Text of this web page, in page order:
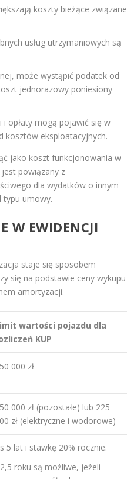
koszty bieżące związane
usług utrzymaniowych są
może wystąpić podatek od
jednorazowy poniesiony
opłaty mogą pojawić się w
kosztów eksploatacyjnych.
jako koszt funkcjonowania w
powiązany z
dla wydatków o innym
typu umowy.
W EWIDENCJI
staje się sposobem
się na podstawie ceny wykupu
amortyzacji.
wartości pojazdu dla
KUP
000 zł
000 zł (pozostałe) lub 225
zł (elektryczne i wodorowe)
5 lat i stawkę 20% rocznie.
roku są możliwe, jeżeli